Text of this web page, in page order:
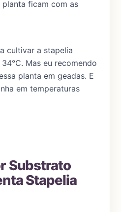
ficam com as
cultivar a stapelia
Mas eu recomendo
planta em geadas. E
em temperaturas
Substrato
Stapelia